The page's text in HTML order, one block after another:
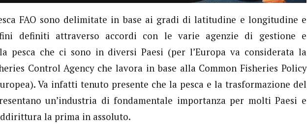
FAO sono delimitate in base ai gradi di latitudine e longitudine e
definiti attraverso accordi con le varie agenzie di gestione e
pesca che ci sono in diversi Paesi (per l’Europa va considerata la
Control Agency che lavora in base alla Common Fisheries Policy
Va infatti tenuto presente che la pesca e la trasformazione del
un’industria di fondamentale importanza per molti Paesi e
la prima in assoluto.